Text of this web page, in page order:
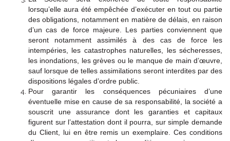
lorsqu’elle aura été empêchée d’exécuter en tout ou partie
des obligations, notamment en matière de délais, en raison
d’un cas de force majeure. Les parties conviennent que
seront notamment assimilés à des cas de force les
intempéries, les catastrophes naturelles, les sécheresses,
les inondations, les grèves ou le manque de main d’œuvre,
sauf lorsque de telles assimilations seront interdites par des
dispositions légales d’ordre public.
Pour garantir les conséquences pécuniaires d’une
éventuelle mise en cause de sa responsabilité, la société a
souscrit une assurance dont les garanties et capitaux
figurent sur l’attestation dont il pourra, sur simple demande
du Client, lui en être remis un exemplaire. Ces conditions